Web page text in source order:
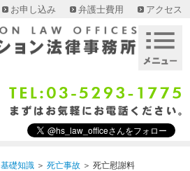
アクセス
弁護士費用
お申し込み
基礎知識＞ 死亡事故＞ 死亡慰謝料